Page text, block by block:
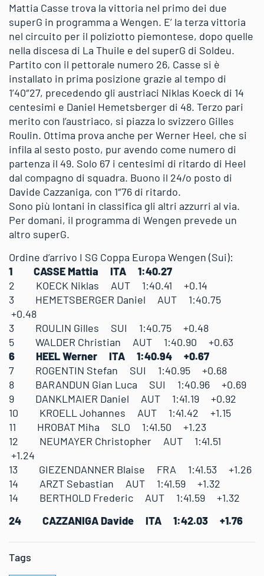
Mattia Casse trova la vittoria nel primo dei due
superG in programma a Wengen. E’ la terza vittoria
nel circuito per il poliziotto piemontese, dopo quelle
nella discesa di La Thuile e del superG di Soldeu.
Partito con il pettorale numero 26, Casse si è
installato in prima posizione grazie al tempo di
1’40″27, precedendo gli austriaci Niklas Koeck di 14
centesimi e Daniel Hemetsberger di 48. Terzo pari
merito con l’austriaco, si piazza lo svizzero Gilles
Roulin. Ottima prova anche per Werner Heel, che si
infila al sesto posto, pur avendo come numero di
partenza il 49. Solo 67 i centesimi di ritardo di Heel
dal compagno di squadra. Buono il 24/o posto di
Davide Cazzaniga, con 1″76 di ritardo.
Sono più lontani in classifica gli altri azzurri al via.
Per domani, il programma di Wengen prevede un
altro superG.
Ordine d’arrivo I SG Coppa Europa Wengen (Sui):
1 CASSE Mattia ITA 1:40.27
2 KOECK Niklas AUT 1:40.41 +0.14
3 HEMETSBERGER Daniel AUT 1:40.75
+0.48
3 ROULIN Gilles SUI 1:40.75 +0.48
5 WALDER Christian AUT 1:40.90 +0.63
6 HEEL Werner ITA 1:40.94 +0.67
7 ROGENTIN Stefan SUI 1:40.95 +0.68
8 BARANDUN Gian Luca SUI 1:40.96 +0.69
9 DANKLMAIER Daniel AUT 1:41.19 +0.92
10 KROELL Johannes AUT 1:41.42 +1.15
11 HROBAT Miha SLO 1:41.50 +1.23
12 NEUMAYER Christopher AUT 1:41.51
+1.24
13 GIEZENDANNER Blaise FRA 1:41.53 +1.26
14 ARZT Sebastian AUT 1:41.59 +1.32
14 BERTHOLD Frederic AUT 1:41.59 +1.32
24 CAZZANIGA Davide ITA 1:42.03 +1.76
Tags